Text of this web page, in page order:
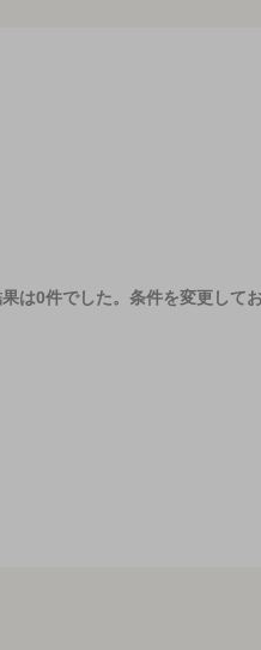
は0件でした。 条件を変更して